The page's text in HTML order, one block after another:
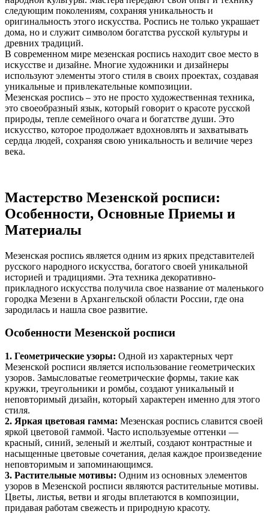
следующим поколениям, сохраняя уникальность и
оригинальность этого искусства. Роспись не только украшает
дома, но и служит символом богатства русской культуры и
древних традиций.
В современном мире мезенская роспись находит свое место в
искусстве и дизайне. Многие художники и дизайнеры
используют элементы этого стиля в своих проектах, создавая
уникальные и привлекательные композиции.
Мезенская роспись – это не просто художественная техника,
это своеобразный язык, который говорит о красоте русской
природы, тепле семейного очага и богатстве души. Это
искусство, которое продолжает вдохновлять и захватывать
сердца людей, сохраняя свою уникальность и величие через
века.
Мастерство Мезенской росписи:
Особенности, Основные Приемы и
Материалы
Мезенская роспись является одним из ярких представителей
русского народного искусства, богатого своей уникальной
историей и традициями. Эта техника декоративно-
прикладного искусства получила свое название от маленького
городка Мезени в Архангельской области России, где она
зародилась и нашла свое развитие.
Особенности Мезенской росписи
1. Геометрические узоры: Одной из характерных черт
Мезенской росписи является использование геометрических
узоров. Замысловатые геометрические формы, такие как
кружки, треугольники и ромбы, создают уникальный и
неповторимый дизайн, который характерен именно для этого
стиля.
2. Яркая цветовая гамма: Мезенская роспись славится своей
яркой цветовой гаммой. Часто используемые оттенки —
красный, синий, зеленый и желтый, создают контрастные и
насыщенные цветовые сочетания, делая каждое произведение
неповторимым и запоминающимся.
3. Растительные мотивы: Одним из основных элементов
узоров в Мезенской росписи являются растительные мотивы.
Цветы, листья, ветви и ягоды вплетаются в композиции,
придавая работам свежесть и природную красоту.